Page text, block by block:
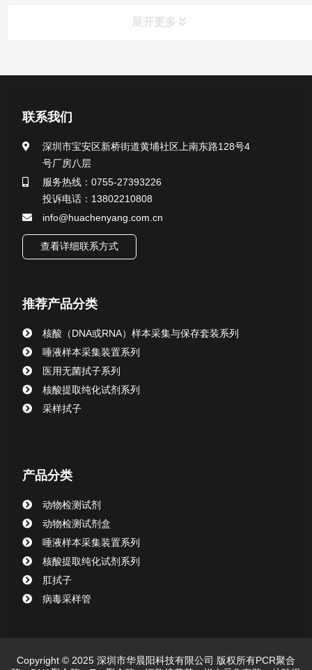
展开更多
产品中心
医用无菌采样拭子系列
一次性使用采样器系列
微生物样本保存液（通用运输传媒介质）系列
核酸（DNA&RNA）样本采集与保存套装系列
唾液样本采集装置系列
清洁验证棉签系列
动物检测试剂
联系我们
深圳市宝安区新桥街道黄埔社区上南东路128号4
号厂房八层
服务热线：0755-27393226
投诉电话：13802210808
info@huachenyang.com.cn
查看详细联系方式
推荐产品分类
核酸（DNA或RNA）样本采集与保存套装系列
唾液样本采集装置系列
医用无菌拭子系列
核酸提取纯化试剂系列
采样拭子
产品分类
动物检测试剂
动物检测试剂盒
唾液样本采集装置系列
核酸提取纯化试剂系列
肛拭子
病毒采样管
Copyright © 2025 深圳市华晨阳科技有限公司 版权所有PCR聚合